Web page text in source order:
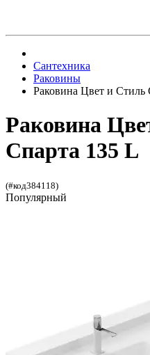
Сантехника
Раковины
Раковина Цвет и Стиль
Раковина
Спарта 135 L
(#код384118)
Популярный